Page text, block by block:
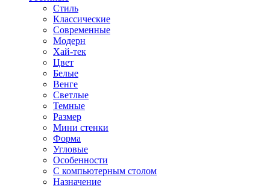
Стиль
Классические
Современные
Модерн
Хай-тек
Цвет
Белые
Венге
Светлые
Темные
Размер
Мини стенки
Форма
Угловые
Особенности
С компьютерным столом
Назначение